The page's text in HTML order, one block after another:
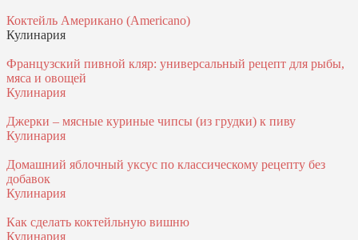
Коктейль Американо (Americano)
Кулинария
Французский пивной кляр: универсальный рецепт для рыбы,
мяса и овощей
Кулинария
Джерки – мясные куриные чипсы (из грудки) к пиву
Кулинария
Домашний яблочный уксус по классическому рецепту без
добавок
Кулинария
Как сделать коктейльную вишню
Кулинария